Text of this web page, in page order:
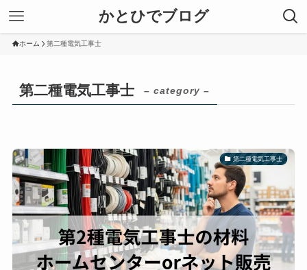
かとひでブログ
ホーム 第二種電気工事士
第二種電気工事士 – category –
第二種電気工事士